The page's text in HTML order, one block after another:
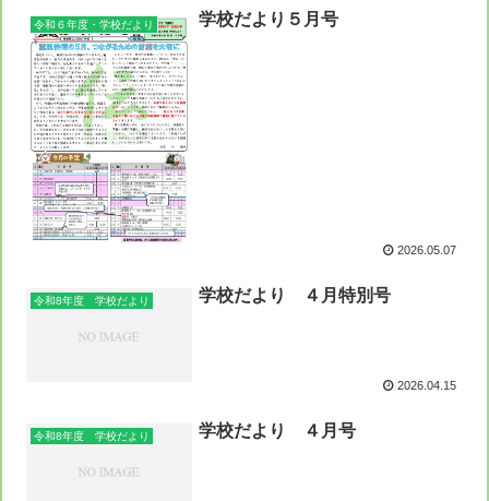
令和６年度・学校だより 学校だより５月号
2026.05.07
令和8年度 学校だより 学校だより ４月特別号
2026.04.15
令和8年度 学校だより 学校だより ４月号